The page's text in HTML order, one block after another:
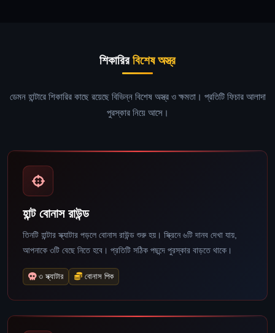
শিকারিরবিশেষ অস্ত্র
ডেমন হান্টারে শিকারির কাছে রয়েছে বিভিন্ন বিশেষ অস্ত্র ও ক্ষমতা। প্রতিটি ফিচার আলাদা
পুরস্কার নিয়ে আসে।
হান্ট বোনাস রাউন্ড
তিনটি হান্টার স্ক্যাটার পড়লে বোনাস রাউন্ড শুরু হয়। স্ক্রিনে ৬টি দানব দেখা যায়,
আপনাকে ৩টি বেছে নিতে হবে। প্রতিটি সঠিক পছন্দে পুরস্কার বাড়তে থাকে।
৩ স্ক্যাটার বোনাস পিক